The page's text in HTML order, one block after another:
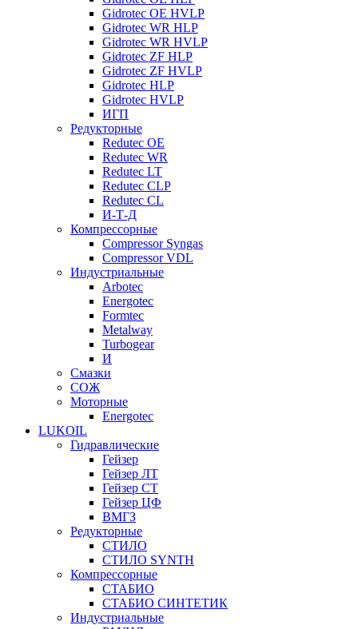
Gidrotec OE HVLP
Gidrotec WR HLP
Gidrotec WR HVLP
Gidrotec ZF HLP
Gidrotec ZF HVLP
Gidrotec HLP
Gidrotec HVLP
ИГП
Редукторные
Redutec OE
Redutec WR
Redutec LT
Redutec CLP
Redutec CL
И-Т-Д
Компрессорные
Compressor Syngas
Compressor VDL
Индустриальные
Arbotec
Energotec
Formtec
Metalway
Turbogear
И
Смазки
СОЖ
Моторные
Energotec
LUKOIL
Гидравлические
Гейзер
Гейзер ЛТ
Гейзер СТ
Гейзер ЦФ
ВМГЗ
Редукторные
СТИЛО
СТИЛО SYNTH
Компрессорные
СТАБИО
СТАБИО СИНТЕТИК
Индустриальные